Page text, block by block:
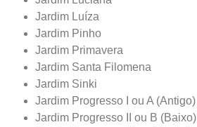
Jardim Luíza
Jardim Pinho
Jardim Primavera
Jardim Santa Filomena
Jardim Sinki
Jardim Progresso I ou A (Antigo)
Jardim Progresso II ou B (Baixo)